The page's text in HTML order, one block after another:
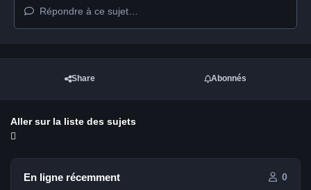
Répondre à ce sujet…
Share Abonnés
Aller sur la liste des sujets
En ligne récemment 0